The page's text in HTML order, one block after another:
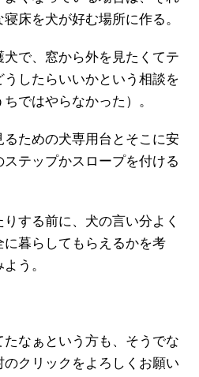
床を犬が好む場所に作る。
で、窓から外を見たくてテ
したらいいかという相談を
ではやらなかった）。
ための犬専用台とそこに安
テップかスロープを付ける
する前に、犬の言い分よく
暮らしてもらえるかを考
う。
なぁという方も、そうでな
クリックをよろしくお願い